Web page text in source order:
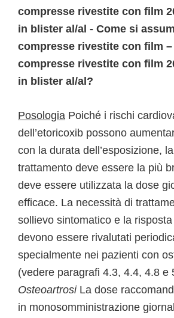
compresse rivestite con film
in blister al/al - Come si
compresse rivestite con film –
compresse rivestite con film
in blister al/al?
Posologia Poiché i rischi
dell’etoricoxib possono
con la durata dell’esposizione,
trattamento deve essere la più
deve essere utilizzata la dose
efficace. La necessità di
sollievo sintomatico e la
devono essere rivalutati
specialmente nei pazienti con
(vedere paragrafi 4.3, 4.4, 4.8 e
OsteoartrosiLa dose
in monosomministrazione